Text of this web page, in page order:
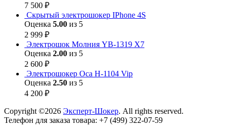
7 500 ₽
Скрытый электрошокер IPhone 4S
Оценка 5.00 из 5
2 999 ₽
Электрошок Молния YB-1319 Х7
Оценка 2.00 из 5
2 600 ₽
Электрошокер Оса H-1104 Vip
Оценка 2.50 из 5
4 200 ₽
Copyright ©2026 Эксперт-Шокер. All rights reserved.
Телефон для заказа товара: +7 (499) 322-07-59